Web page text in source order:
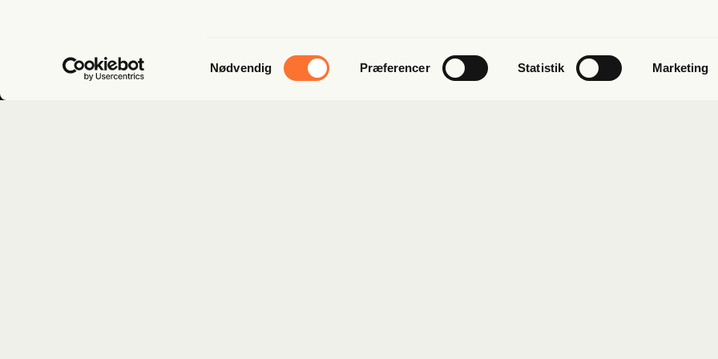
Samtykkevalg
Nødvendig Præferencer Statistik Marketing